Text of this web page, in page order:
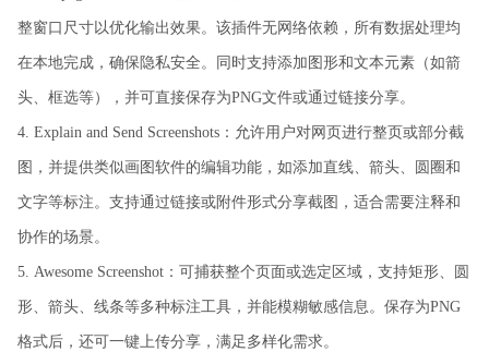
整窗口尺寸以优化输出效果。该插件无网络依赖，所有数据处理均
在本地完成，确保隐私安全。同时支持添加图形和文本元素（如箭
头、框选等），并可直接保存为PNG文件或通过链接分享。
4. Explain and Send Screenshots：允许用户对网页进行整页或部分截
图，并提供类似画图软件的编辑功能，如添加直线、箭头、圆圈和
文字等标注。支持通过链接或附件形式分享截图，适合需要注释和
协作的场景。
5. Awesome Screenshot：可捕获整个页面或选定区域，支持矩形、圆
形、箭头、线条等多种标注工具，并能模糊敏感信息。保存为PNG
格式后，还可一键上传分享，满足多样化需求。